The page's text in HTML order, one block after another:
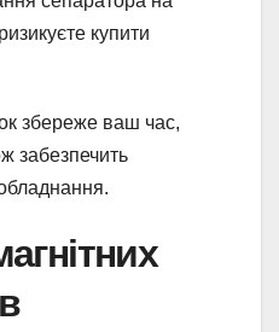
купити
збереже ваш час,
забезпечить